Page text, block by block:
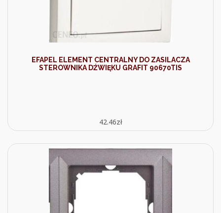
EFAPEL ELEMENT CENTRALNY DO ZASILACZA
STEROWNIKA DŹWIĘKU GRAFIT 90670TIS
42.46zł